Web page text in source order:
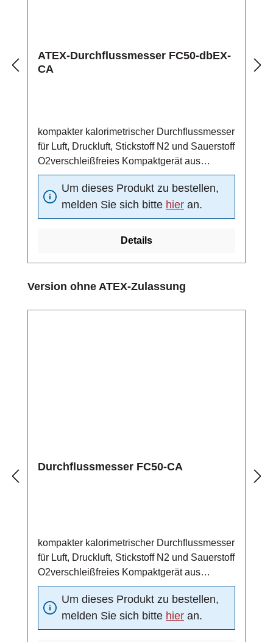
ATEX-Durchflussmesser FC50-dbEX-
CA
kompakter kalorimetrischer Durchflussmesser
für Luft, Druckluft, Stickstoff N2 und Sauerstoff
O2verschleißfreies Kompaktgerät aus
Edelstahl 1.4571
(Standardmaterial)einsetzbar in ATEX-Zone
1, 2, 21 und 224 ... 20 mA Analogausgang (4
mA = 0 m/s, 20 mA =
Funktionsbereichsendwert)Schaltausgang:
vorliegenden Strömung in 10 vordefinierten
einstellbarPulsausgang: Zuordnung Menge
pro Puls einstellbar10-fach LED-Balken (rot,
Um dieses Produkt zu bestellen,
melden Sie sich bitte hier an.
Details
Produktgalerie überspringen
Version ohne ATEX-Zulassung
Durchflussmesser FC50-CA
kompakter kalorimetrischer Durchflussmesser
für Luft, Druckluft, Stickstoff N2 und Sauerstoff
O2verschleißfreies Kompaktgerät aus
Edelstahl 1.4571 (Standardmaterial)4 ... 20
mA Analogausgang (4 mA = 0 m/s, 20 mA =
Funktionsbereichsendwert)Schaltausgang:
Strömungsschaltpunkt unabhängig von der
Um dieses Produkt zu bestellen,
melden Sie sich bitte hier an.